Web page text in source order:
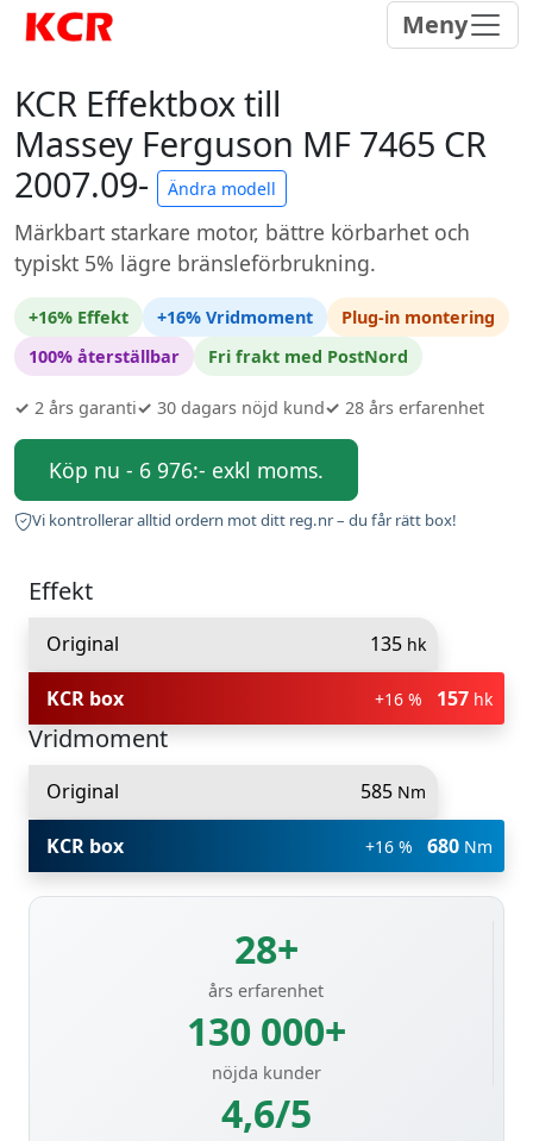
Meny
KCR Effektbox till
Massey Ferguson MF 7465 CR
2007.09-
Ändra modell
Märkbart starkare motor, bättre körbarhet och
typiskt 5% lägre bränsleförbrukning.
+16% Effekt +16% Vridmoment
Plug-in montering
100% återställbar
Fri frakt med PostNord
✓ 2 års garanti✓ 30 dagars nöjd kund✓ 28 års erfarenhet
Köp nu - 6 976:- exkl moms.
Vi kontrollerar alltid ordern mot ditt reg.nr – du får rätt box!
Effekt
Original 135 hk
KCR box +16 % 157 hk
Vridmoment
Original 585 Nm
KCR box +16 % 680 Nm
28+
års erfarenhet
130 000+
nöjda kunder
4,6/5